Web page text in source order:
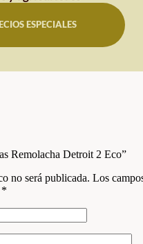
ESPECIALES
Remolacha Detroit 2 Eco”
no será publicada. Los
*